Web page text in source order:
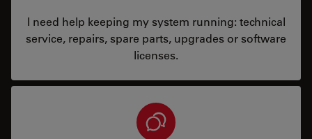
I need help keeping my system running: technical
service, repairs, spare parts, upgrades or software
licenses.